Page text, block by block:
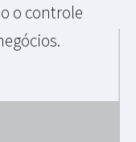
o controle